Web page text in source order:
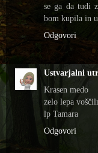
se ga da tudi
bom kupila in
Odgovori
Ustvarjalni
Krasen medo
zelo lepa
lp Tamara
Odgovori